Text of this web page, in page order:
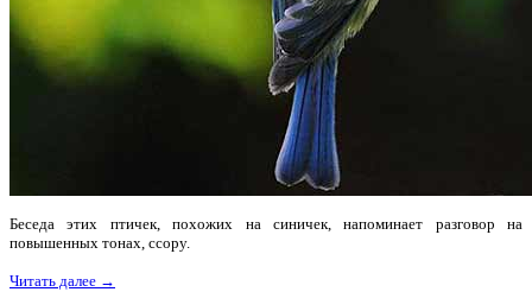
Беседа этих птичек, похожих на синичек, напоминает разговор на
повышенных тонах, ссору.
Читать далее →